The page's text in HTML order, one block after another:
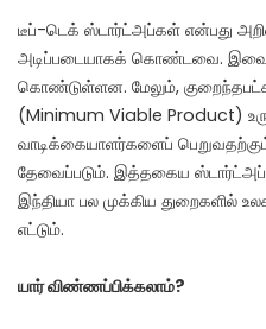
டீப்-டெக் ஸ்டார்ட்அப்கள் என்பது
அடிப்படையாகக் கொண்டவை. இவை
கொண்டுள்ளன. மேலும்,
(Minimum Viable Product)
வாடிக்கையாளர்களைப்
தேவைப்படும். இத்தகைய
இந்தியா பல முக்கிய துறைகளில்
எட்டும்.
யார் விண்ணப்பிக்கலாம்?